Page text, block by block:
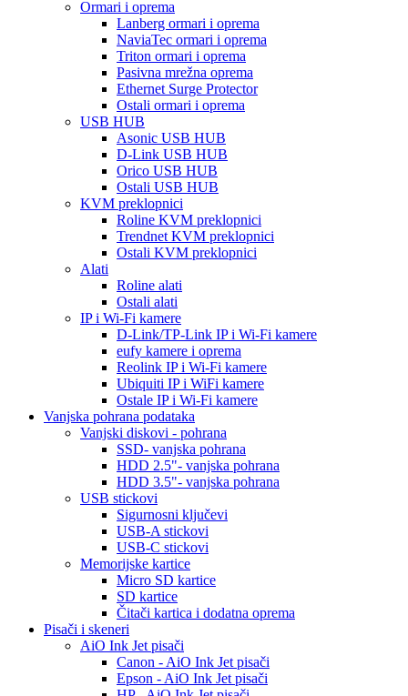
Ormari i oprema
Lanberg ormari i oprema
NaviaTec ormari i oprema
Triton ormari i oprema
Pasivna mrežna oprema
Ethernet Surge Protector
Ostali ormari i oprema
USB HUB
Asonic USB HUB
D-Link USB HUB
Orico USB HUB
Ostali USB HUB
KVM preklopnici
Roline KVM preklopnici
Trendnet KVM preklopnici
Ostali KVM preklopnici
Alati
Roline alati
Ostali alati
IP i Wi-Fi kamere
D-Link/TP-Link IP i Wi-Fi kamere
eufy kamere i oprema
Reolink IP i Wi-Fi kamere
Ubiquiti IP i WiFi kamere
Ostale IP i Wi-Fi kamere
Vanjska pohrana podataka
Vanjski diskovi - pohrana
SSD- vanjska pohrana
HDD 2.5"- vanjska pohrana
HDD 3.5"- vanjska pohrana
USB stickovi
Sigurnosni ključevi
USB-A stickovi
USB-C stickovi
Memorijske kartice
Micro SD kartice
SD kartice
Čitači kartica i dodatna oprema
Pisači i skeneri
AiO Ink Jet pisači
Canon - AiO Ink Jet pisači
Epson - AiO Ink Jet pisači